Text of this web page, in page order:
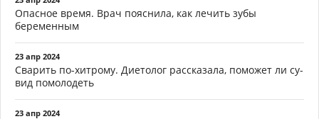
Опасное время. Врач пояснила, как лечить зубы
беременным
23 апр 2024
Сварить по-хитрому. Диетолог рассказала, поможет ли су-
вид помолодеть
23 апр 2024